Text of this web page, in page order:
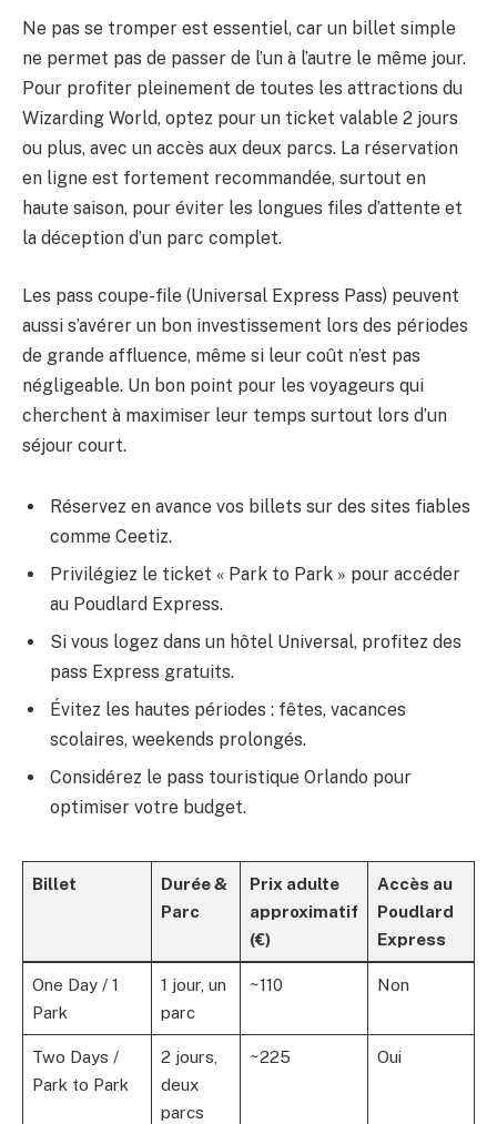
Ne pas se tromper est essentiel, car un billet simple
ne permet pas de passer de l’un à l’autre le même jour.
Pour profiter pleinement de toutes les attractions du
Wizarding World, optez pour un ticket valable 2 jours
ou plus, avec un accès aux deux parcs. La réservation
en ligne est fortement recommandée, surtout en
haute saison, pour éviter les longues files d’attente et
la déception d’un parc complet.
Les pass coupe-file (Universal Express Pass) peuvent
aussi s’avérer un bon investissement lors des périodes
de grande affluence, même si leur coût n’est pas
négligeable. Un bon point pour les voyageurs qui
cherchent à maximiser leur temps surtout lors d’un
séjour court.
Réservez en avance vos billets sur des sites fiables
comme Ceetiz.
Privilégiez le ticket « Park to Park » pour accéder
au Poudlard Express.
Si vous logez dans un hôtel Universal, profitez des
pass Express gratuits.
Évitez les hautes périodes : fêtes, vacances
scolaires, weekends prolongés.
Considérez le pass touristique Orlando pour
optimiser votre budget.
Billet
Durée &
Parc
Prix adulte
approximatif
(€)
Accès au
Poudlard
Express
One Day / 1
Park
1 jour, un
parc
~110 Non
Two Days /
Park to Park
2 jours,
deux
parcs
~225 Oui